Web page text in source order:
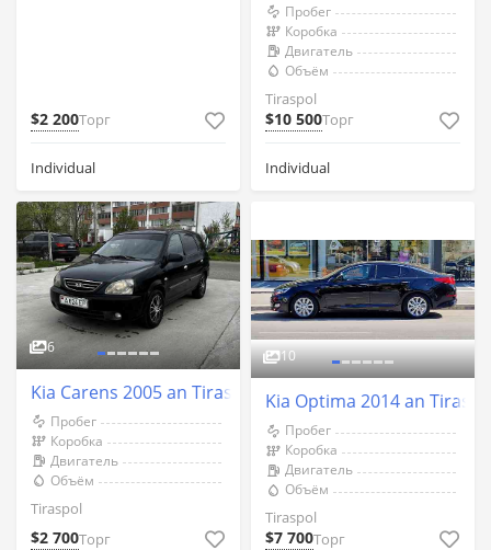
$2 200Торг
Individual
Пробег
Коробка
Двигатель
Объём
Tiraspol
$10 500Торг
Individual
6
Kia Carens 2005 an Tiraspol
Пробег
Коробка
Двигатель
Объём
Tiraspol
$2 700Торг
10
Kia Optima 2014 an
Пробег
Коробка
Двигатель
Объём
Tiraspol
$7 700Торг